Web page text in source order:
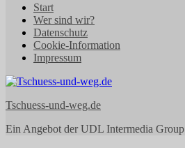
Start
Wer sind wir?
Datenschutz
Cookie-Information
Impressum
Tschuess-und-weg.de
Ein Angebot der UDL Intermedia Group